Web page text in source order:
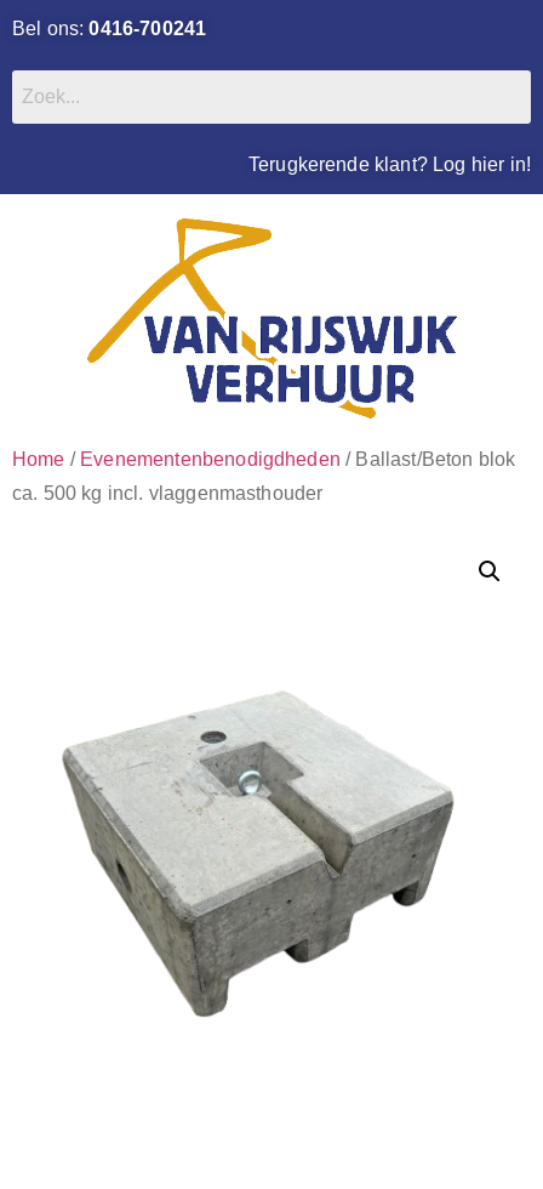
Bel ons:0416-700241
Terugkerende klant? Log hier in!
Home / Evenementenbenodigdheden / Ballast/Beton blok
ca. 500 kg incl. vlaggenmasthouder